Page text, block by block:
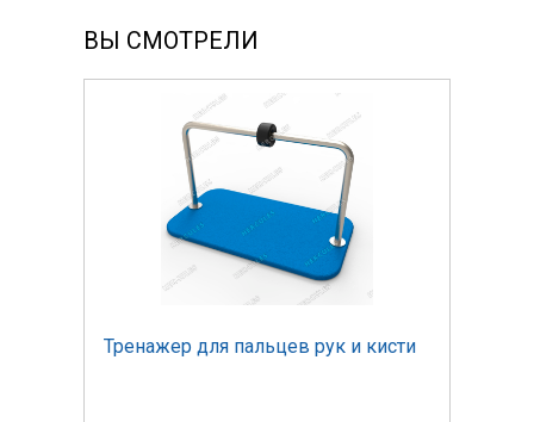
ВЫ СМОТРЕЛИ
Тренажер для пальцев рук и кисти